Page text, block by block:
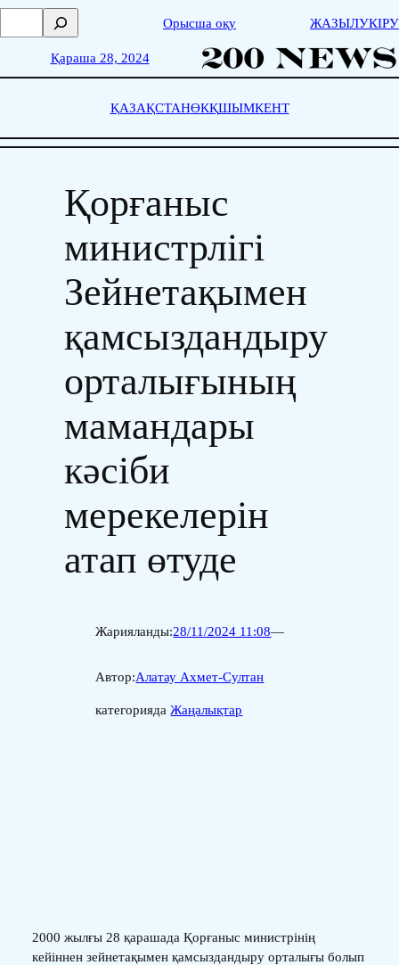
Skip
о
с
Орысша оқу ЖАЗЫЛУКІРУ
Қараша 28, 2024
ҚАЗАҚСТАНӨКҚШЫМКЕНТ
Қорғаныс
министрлігі
Зейнетақымен
қамсыздандыру
орталығының
мамандары
кәсіби
мерекелерін
атап өтуде
Жарияланды:28/11/2024 11:08—
Автор:Алатау Ахмет-Султан
категориядаЖаңалықтар
2000 жылғы 28 қарашада Қорғаныс министрінің
кейіннен зейнетақымен қамсыздандыру орталығы болып